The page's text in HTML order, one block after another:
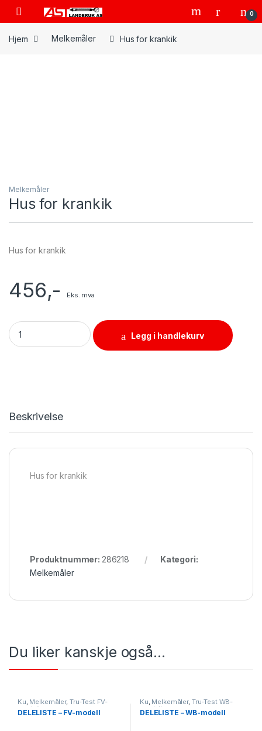
Skip to navigation
Skip to content
Open 0
Hjem Melkemåler Hus for krankik
Melkemåler
Hus for krankik
Hus for krankik
456,- Eks. mva
Hus for krankik quantity
Legg i handlekurv
Beskrivelse
Hus for krankik
Produktnummer: 286218
Kategori:
Melkemåler
Du liker kanskje også…
Ku, Melkemåler, Tru-Test FV-
modell
DELELISTE – FV-modell
Ku, Melkemåler, Tru-Test WB-
modell
DELELISTE – WB-modell